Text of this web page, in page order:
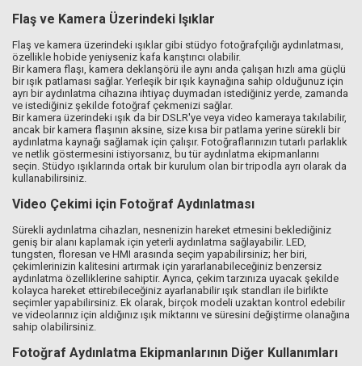
Flaş ve Kamera Üzerindeki Işıklar
Flaş ve kamera üzerindeki ışıklar gibi stüdyo fotoğrafçılığı aydınlatması,
özellikle hobide yeniyseniz kafa karıştırıcı olabilir.
Bir kamera flaşı, kamera deklanşörü ile aynı anda çalışan hızlı ama güçlü
bir ışık patlaması sağlar. Yerleşik bir ışık kaynağına sahip olduğunuz için
ayrı bir aydınlatma cihazına ihtiyaç duymadan istediğiniz yerde, zamanda
ve istediğiniz şekilde fotoğraf çekmenizi sağlar.
Bir kamera üzerindeki ışık da bir DSLR'ye veya video kameraya takılabilir,
ancak bir kamera flaşının aksine, size kısa bir patlama yerine sürekli bir
aydınlatma kaynağı sağlamak için çalışır. Fotoğraflarınızın tutarlı parlaklık
ve netlik göstermesini istiyorsanız, bu tür aydınlatma ekipmanlarını
seçin. Stüdyo ışıklarında ortak bir kurulum olan bir tripodla ayrı olarak da
kullanabilirsiniz.
Video Çekimi için Fotoğraf Aydınlatması
Sürekli aydınlatma cihazları, nesnenizin hareket etmesini beklediğiniz
geniş bir alanı kaplamak için yeterli aydınlatma sağlayabilir. LED,
tungsten, floresan ve HMI arasında seçim yapabilirsiniz; her biri,
çekimlerinizin kalitesini artırmak için yararlanabileceğiniz benzersiz
aydınlatma özelliklerine sahiptir. Ayrıca, çekim tarzınıza uyacak şekilde
kolayca hareket ettirebileceğiniz ayarlanabilir ışık standları ile birlikte
seçimler yapabilirsiniz. Ek olarak, birçok modeli uzaktan kontrol edebilir
ve videolarınız için aldığınız ışık miktarını ve süresini değiştirme olanağına
sahip olabilirsiniz.
Fotoğraf Aydınlatma Ekipmanlarının Diğer Kullanımları